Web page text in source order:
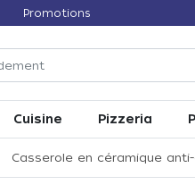
Promotions
Cuisine Pizzeria
Casserole en céramique